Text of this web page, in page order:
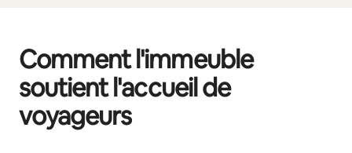
Comment l'immeuble
soutient l'accueil de
voyageurs